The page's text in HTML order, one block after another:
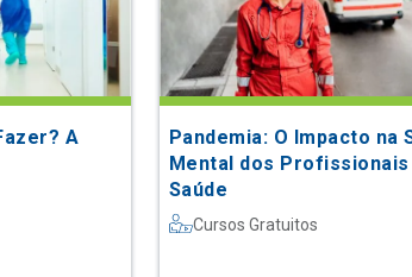
A
Pandemia: O Impacto na
Mental dos Profissionais
Saúde
Cursos Gratuitos